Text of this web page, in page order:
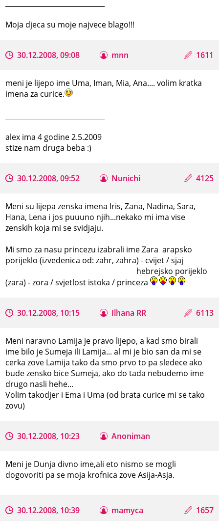
Moja djeca su moje najvece blago!!!
30.12.2008, 09:08 mnn 1611
meni je lijepo ime Uma, Iman, Mia, Ana.... volim kratka
imena za curice.
alex ima 4 godine 2.5.2009
stize nam druga beba :)
30.12.2008, 09:52 Nunichi 4125
Meni su lijepa zenska imena Iris, Zana, Nadina, Sara,
Hana, Lena i jos puuuno njih...nekako mi ima vise
zenskih koja mi se svidjaju.
Mi smo za nasu princezu izabrali ime Zara arapsko
porijeklo (izvedenica od: zahr, zahra) - cvijet / sjaj
hebrejsko porijeklo
(zara) - zora / svjetlost istoka / princeza
30.12.2008, 10:15 Ilhana RR 6113
Meni naravno Lamija je pravo lijepo, a kad smo birali
ime bilo je Sumeja ili Lamija... al mi je bio san da mi se
cerka zove Lamija tako da smo prvo to pa sledece ako
bude zensko bice Sumeja, ako do tada nebudemo ime
drugo nasli hehe...
Volim takodjer i Ema i Uma (od brata curice mi se tako
zovu)
30.12.2008, 10:23 Anoniman
Meni je Dunja divno ime,ali eto nismo se mogli
dogovoriti pa se moja krofnica zove Asija-Asja.
30.12.2008, 10:39 mamyca 1657